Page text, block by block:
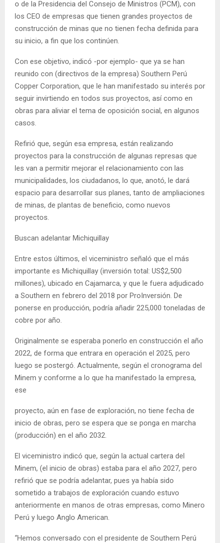
o de la Presidencia del Consejo de Ministros (PCM), con
los CEO de empresas que tienen grandes proyectos de
construcción de minas que no tienen fecha definida para
su inicio, a fin que los continúen.
Con ese objetivo, indicó -por ejemplo- que ya se han
reunido con (directivos de la empresa) Southern Perú
Copper Corporation, que le han manifestado su interés por
seguir invirtiendo en todos sus proyectos, así como en
obras para aliviar el tema de oposición social, en algunos
casos.
Refirió que, según esa empresa, están realizando
proyectos para la construcción de algunas represas que
les van a permitir mejorar el relacionamiento con las
municipalidades, los ciudadanos, lo que, anotó, le dará
espacio para desarrollar sus planes, tanto de ampliaciones
de minas, de plantas de beneficio, como nuevos
proyectos.
Buscan adelantar Michiquillay
Entre estos últimos, el viceministro señaló que el más
importante es Michiquillay (inversión total: US$2,500
millones), ubicado en Cajamarca, y que le fuera adjudicado
a Southern en febrero del 2018 por ProInversión. De
ponerse en producción, podría añadir 225,000 toneladas de
cobre por año.
Originalmente se esperaba ponerlo en construcción el año
2022, de forma que entrara en operación el 2025, pero
luego se postergó. Actualmente, según el cronograma del
Minem y conforme a lo que ha manifestado la empresa,
ese
proyecto, aún en fase de exploración, no tiene fecha de
inicio de obras, pero se espera que se ponga en marcha
(producción) en el año 2032.
El viceministro indicó que, según la actual cartera del
Minem, (el inicio de obras) estaba para el año 2027, pero
refirió que se podría adelantar, pues ya había sido
sometido a trabajos de exploración cuando estuvo
anteriormente en manos de otras empresas, como Minero
Perú y luego Anglo American.
“Hemos conversado con el presidente de Southern Perú